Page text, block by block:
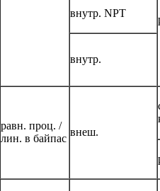
внутр. NPT
внутр.
равн. проц. /
лин. в байпас
внеш.